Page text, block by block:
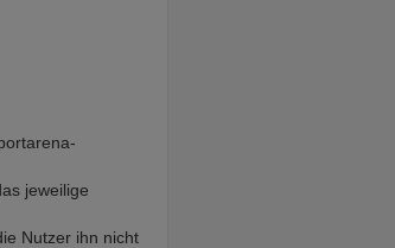
jeweilige
Nutzer ihn nicht